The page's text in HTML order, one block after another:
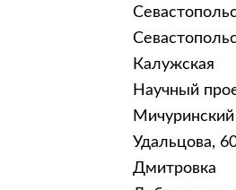
Калужская
Научный
Мичуринский
Удальцова,
Дмитровка
Техническое обслуживание